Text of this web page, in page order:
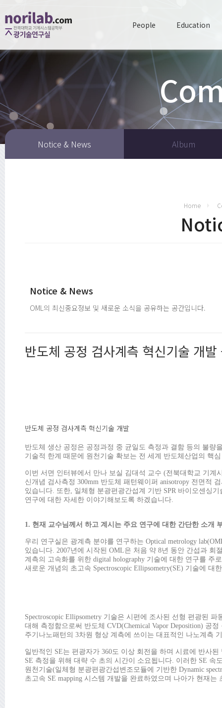
People Education
Notice & News Album
Home
Notice & News
OML의 최신중요정보 및 새로운 소식을 공유하는 공간입니다.
반도체 공정 검사계측 혁신기술 개
반도체 공정 검사계측 혁신기술 개발
반도체 생산 공정은 공정과정 중 균일도 측정과 결함 등의 불
기술적 한계 때문에 원천기술 확보는 전 세계 반도체산업의 핵
이번 서면 인터뷰에서 만나 보실 김대석 교수 (전북대학교 기
신개념 검사측정 300mm 반도체 패턴웨이퍼 anisotropy 전면적
있습니다. 또한, 일체형 분광편광간섭계 기반 SPR 바이오센싱
연구에 대한 자세한 이야기해보도록 하겠습니다.
1. 현재 교수님께서 하고 계시는 주요 연구에 대한 간단한 소개
우리 연구실은 광계측 분야를 연구하는 Optical metrology
있습니다. 2007년에 시작된 OML은 처음 약 8년 동안 간섭과
계측의 고속화를 위한 digital holography 기술에 대한 연구를 주
새로운 개념의 초고속 Spectroscopic Ellipsometry(SE) 기술에 대
Spectroscopic Ellipsometry 기술은 시편에 조사된 선형 편광된
대해 측정함으로써 반도체 CVD(Chemical Vapor Deposition) 공
주기나노패턴의 3차원 형상 계측에 쓰이는 대표적인 나노계측
일반적인 SE는 편광자가 360도 이상 회전을 하며 시료에 반사
SE 측정을 위해 대략 수 초의 시간이 소요됩니다. 이러한 SE
원천기술(일체형 분광편광간섭변조모듈에 기반한 Dynamic
초고속 SE mapping 시스템 개발을 완료하였으며 나아가 현재